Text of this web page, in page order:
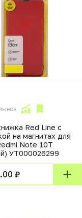
Red Line с
на магнитах для
Note 10T
УТ000026299
₽